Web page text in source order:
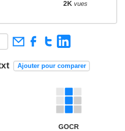
2K vues
Ajouter pour comparer
GOCR